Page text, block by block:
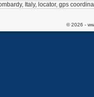
Italy, locator, gps
© 2026 -